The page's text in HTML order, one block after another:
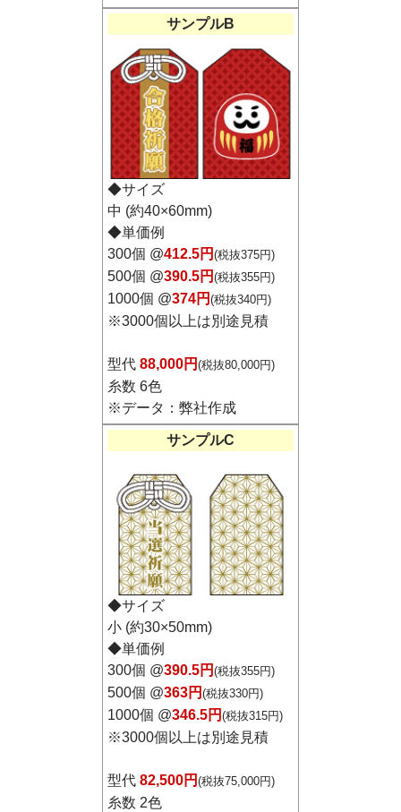
サンプルB
◆サイズ
中 (約40×60mm)
◆単価例
300個 @412.5円 (税抜375円)
500個 @390.5円 (税抜355円)
1000個 @374円 (税抜340円)
※3000個以上は別途見積
型代 88,000円 (税抜80,000円)
糸数 6色
※データ：弊社作成
サンプルC
◆サイズ
小 (約30×50mm)
◆単価例
300個 @390.5円 (税抜355円)
500個 @363円 (税抜330円)
1000個 @346.5円 (税抜315円)
※3000個以上は別途見積
型代 82,500円 (税抜75,000円)
糸数 2色